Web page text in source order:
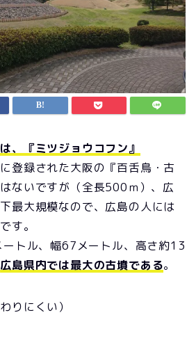
、『ミツジョウコフン』
登録された大阪の『百舌鳥・古
ないですが（全長500ｍ）、広
最大規模なので、広島の人には
す。
トル、幅67メートル、高さ約13
広島県内では最大の古墳である。
りにくい）